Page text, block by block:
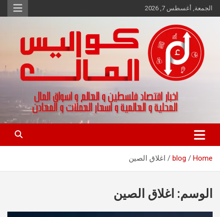
Skip
to
الجمعة, أغسطس 7, 2026
كواليس المال
اخبار اقتصاد فلسطين و العالم و تقارير اسواق المال و العملات
Home
blog اغلاق الصين
الوسم: اغلاق الصين